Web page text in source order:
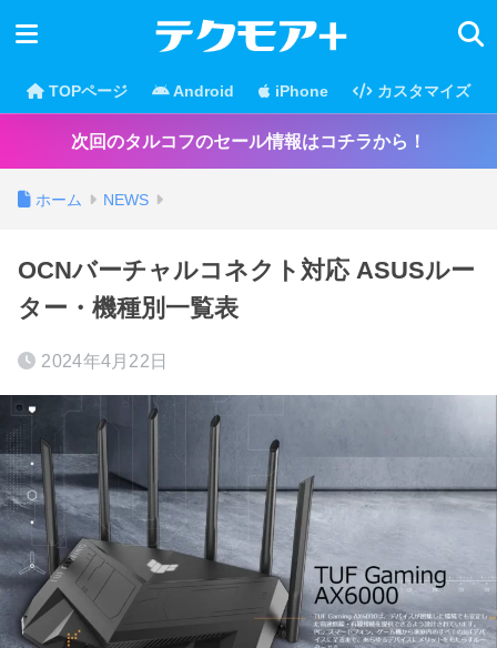
TOPページ Android iPhone カスタマイズ
次回のタルコフのセール情報はコチラから！
ホーム NEWS
OCNバーチャルコネクト対応 ASUSルー
ター・機種別一覧表
2024年4月22日